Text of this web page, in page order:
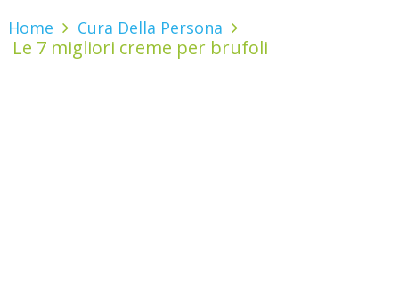
Home Cura Della Persona
Le 7 migliori creme per brufoli